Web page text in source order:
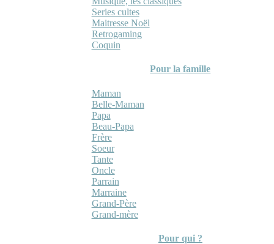
Series cultes
Maitresse Noël
Retrogaming
Coquin
Pour la famille
Maman
Belle-Maman
Papa
Beau-Papa
Frère
Soeur
Tante
Oncle
Parrain
Marraine
Grand-Père
Grand-mère
Pour qui ?